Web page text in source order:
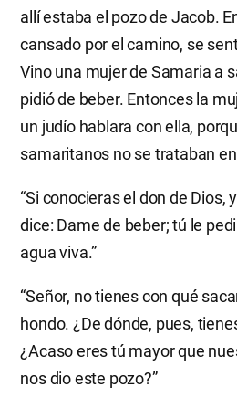
allí estaba el pozo de Jacob.
cansado por el camino, se
Vino una mujer de Samaria a
pidió de beber. Entonces la
un judío hablara con ella,
samaritanos no se trataban
“Si conocieras el don de Dios,
dice: Dame de beber; tú le
agua viva.”
“Señor, no tienes con qué
hondo. ¿De dónde, pues,
¿Acaso eres tú mayor que
nos dio este pozo?”